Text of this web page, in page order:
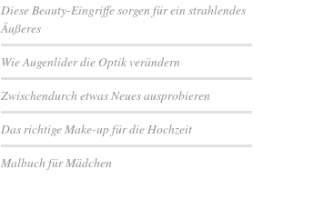
Diese Beauty-Eingriffe sorgen für ein strahlendes
Äußeres
Wie Augenlider die Optik verändern
Zwischendurch etwas Neues ausprobieren
Das richtige Make-up für die Hochzeit
Malbuch für Mädchen